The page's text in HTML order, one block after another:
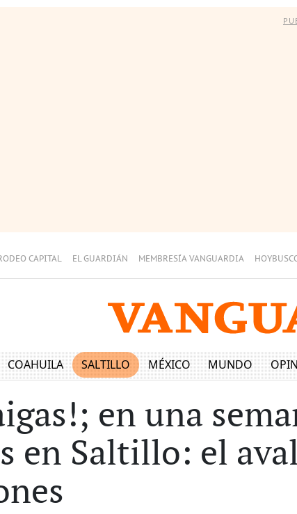
CAPITAL EL GUARDIÁN MEMBRESÍA VANGUARDIA
COAHUILA SALTILLO MÉXICO MUNDO
en una
en Saltillo: el